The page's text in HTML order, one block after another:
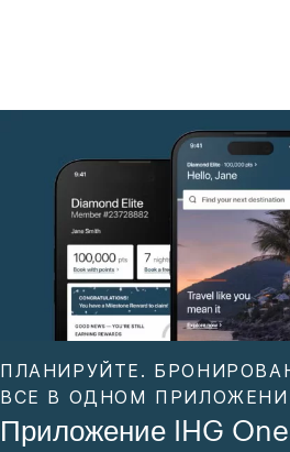
ПЛАНИРУЙТЕ.
ВСЕ В ОДНОМ
Приложение IHG